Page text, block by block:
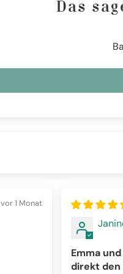
Das
vor 1 Monat
Emma
direkt den